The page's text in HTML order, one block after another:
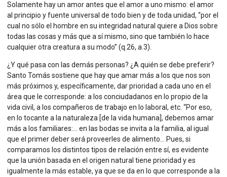
Solamente hay un amor antes que el amor a uno mismo: el amor
al principio y fuente universal de todo bien y de toda unidad, “por el
cual no sólo el hombre en su integridad natural quiere a Dios sobre
todas las cosas y más que a sí mismo, sino que también lo hace
cualquier otra creatura a su modo” (q.26, a.3).
¿Y qué pasa con las demás personas? ¿A quién se debe preferir?
Santo Tomás sostiene que hay que amar más a los que nos son
más próximos y, específicamente, dar prioridad a cada uno en el
área que le corresponde: a los conciudadanos en lo propio de la
vida civil, a los compañeros de trabajo en lo laboral, etc. “Por eso,
en lo tocante a la naturaleza [de la vida humana], debemos amar
más a los familiares:… en las bodas se invita a la familia, al igual
que el primer deber será proveerles de alimento… Pues, si
comparamos los distintos tipos de relación entre sí, es evidente
que la unión basada en el origen natural tiene prioridad y es
igualmente la más estable, ya que se da en lo que corresponde a la